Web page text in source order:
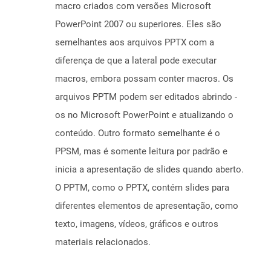
macro criados com versões Microsoft
PowerPoint 2007 ou superiores. Eles são
semelhantes aos arquivos PPTX com a
diferença de que a lateral pode executar
macros, embora possam conter macros. Os
arquivos PPTM podem ser editados abrindo -
os no Microsoft PowerPoint e atualizando o
conteúdo. Outro formato semelhante é o
PPSM, mas é somente leitura por padrão e
inicia a apresentação de slides quando aberto.
O PPTM, como o PPTX, contém slides para
diferentes elementos de apresentação, como
texto, imagens, vídeos, gráficos e outros
materiais relacionados.